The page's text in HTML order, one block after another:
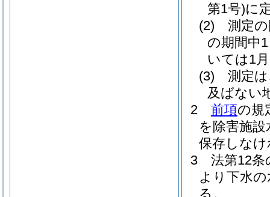
第1号)に
(2)
測定
の期間中
いては1
(3)
測定
及ばない
2
前項の規
を除害施
保存しな
3
法第12条
より下水
る。